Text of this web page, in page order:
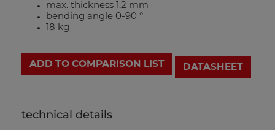
max. thickness 1.2 mm
bending angle 0-90 °
18 kg
ADD TO COMPARISON LIST DATASHEET
technical details